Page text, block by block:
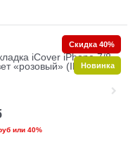
iCover iPhone 7/8
«розовый» (IP7-G-
или 40%
Скидка 40%
Новинка